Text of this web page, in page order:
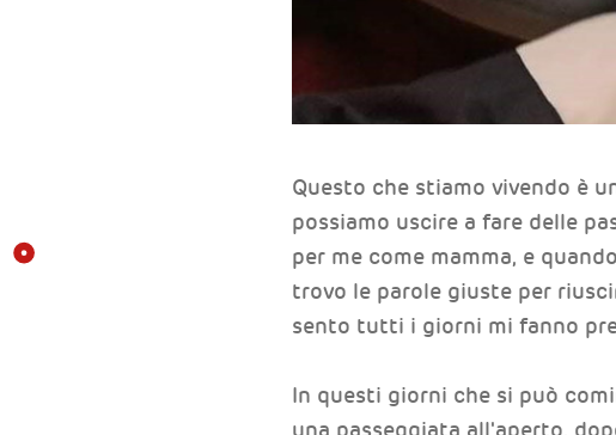
Questo che stiamo vivendo è
possiamo uscire a fare delle
per me come mamma, e
trovo le parole giuste per
sento tutti i giorni mi fanno
In questi giorni che si può